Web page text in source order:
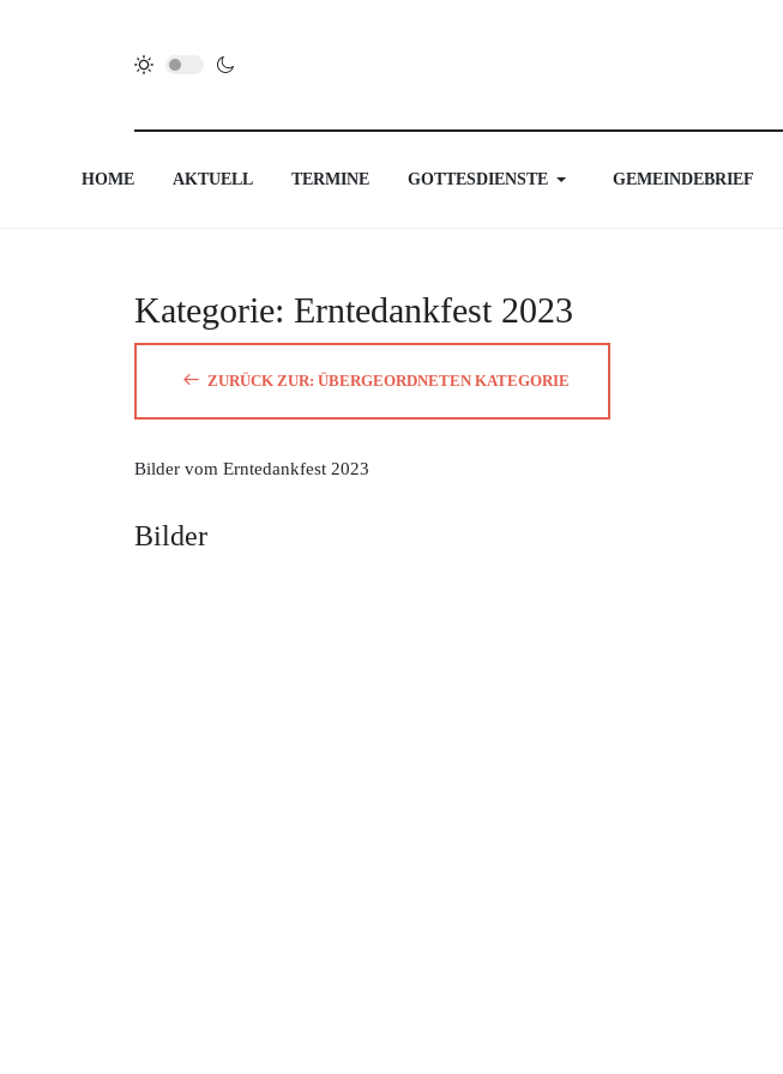
HOME AKTUELL TERMINE GOTTESDIENSTE GEMEINDEBRIEF
Kategorie: Erntedankfest 2023
ZURÜCK ZUR: ÜBERGEORDNETEN KATEGORIE
Bilder vom Erntedankfest 2023
Bilder